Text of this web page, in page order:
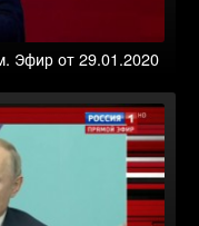
Эфир от 29.01.2020